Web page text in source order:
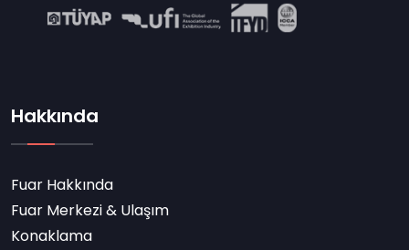
Hakkında
Fuar Hakkında
Fuar Merkezi & Ulaşım
Konaklama